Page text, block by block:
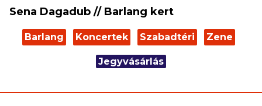
Sena Dagadub // Barlang kert
Barlang Koncertek Szabadtéri Zene
Jegyvásárlás